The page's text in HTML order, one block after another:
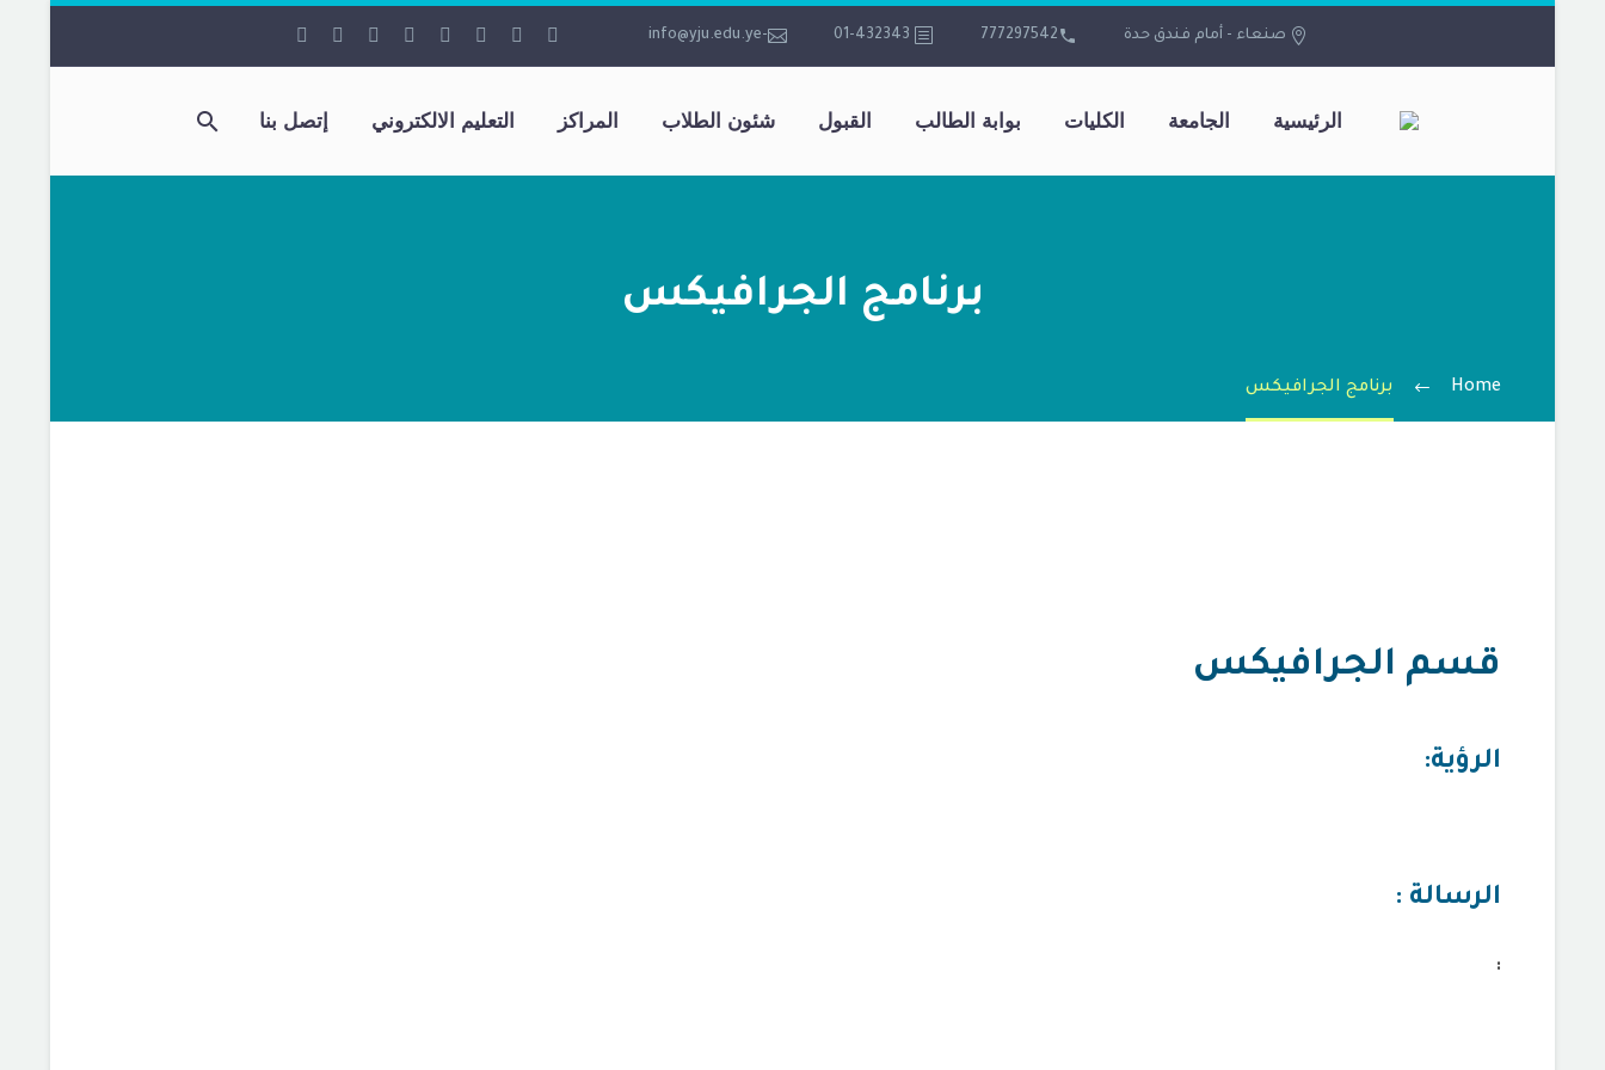
صنعاء - أمام فندق حدة 777297542
-info@yju.edu.ye
الرئيسية الجامعة الكليات بوابة الطالب القبول شئون الطلاب المراكز التعليم الالكتروني إتصل بنا
برنامج الجرافيكس
Home برنامج الجرافيكس
قسم الجرافيكس
الرؤية:
الرسالة :
: